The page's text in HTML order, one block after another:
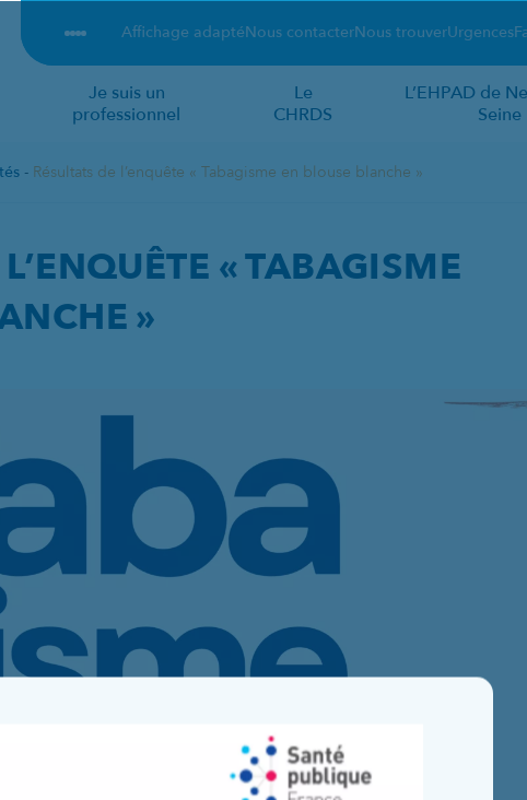
Affichage adaptéNous contacterNous trouverUrgences
Je suis un
professionnel
Le
CHRDS
L’EHPAD de
Seine
- Résultats de l’enquête « Tabagisme en blouse blanche »
« TABAGISME
»